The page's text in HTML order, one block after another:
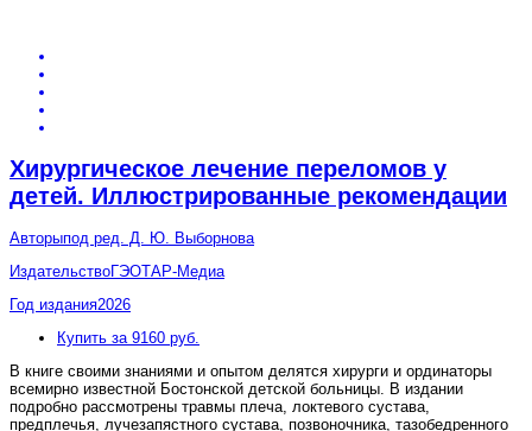
Хирургическое лечение переломов у
детей. Иллюстрированные рекомендации
Авторыпод ред. Д. Ю. Выборнова
ИздательствоГЭОТАР-Медиа
Год издания2026
Купить за 9160 руб.
В книге своими знаниями и опытом делятся хирурги и ординаторы
всемирно известной Бостонской детской больницы. В издании
подробно рассмотрены травмы плеча, локтевого сустава,
предплечья, лучезапястного сустава, позвоночника, тазобедренного